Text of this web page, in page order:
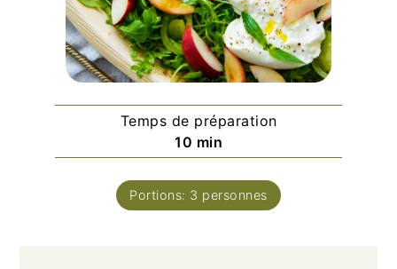
Temps de préparation
10 minutes
min
Portions: 3 personnes